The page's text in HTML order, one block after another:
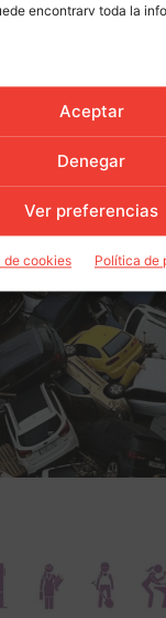
encontrarv toda la
Aceptar
Denegar
Ver preferencias
de cookies Política de